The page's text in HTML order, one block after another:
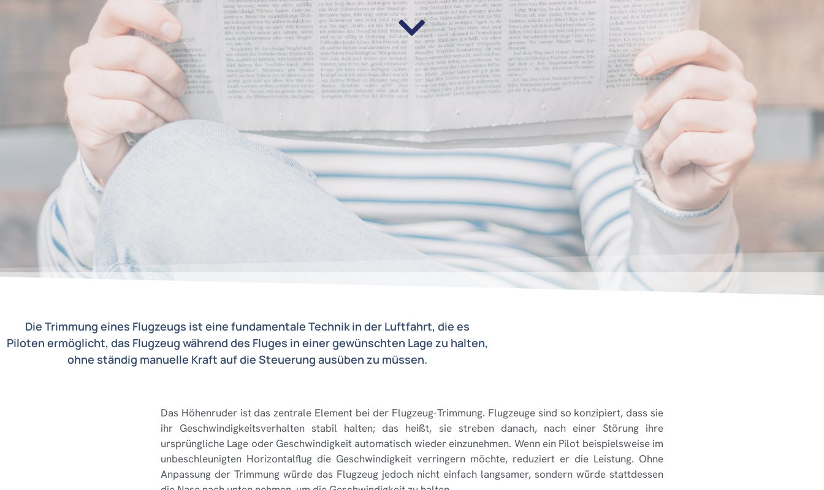
Die Trimmung eines Flugzeugs ist eine fundamentale Technik in der Luftfahrt, die es
Piloten ermöglicht, das Flugzeug während des Fluges in einer gewünschten Lage zu halten,
ohne ständig manuelle Kraft auf die Steuerung ausüben zu müssen.
Das Höhenruder ist das zentrale Element bei der Flugzeug-Trimmung. Flugzeuge sind so konzipiert, dass sie
ihr Geschwindigkeitsverhalten stabil halten; das heißt, sie streben danach, nach einer Störung ihre
ursprüngliche Lage oder Geschwindigkeit automatisch wieder einzunehmen. Wenn ein Pilot beispielsweise im
unbeschleunigten Horizontalflug die Geschwindigkeit verringern möchte, reduziert er die Leistung. Ohne
Anpassung der Trimmung würde das Flugzeug jedoch nicht einfach langsamer, sondern würde stattdessen